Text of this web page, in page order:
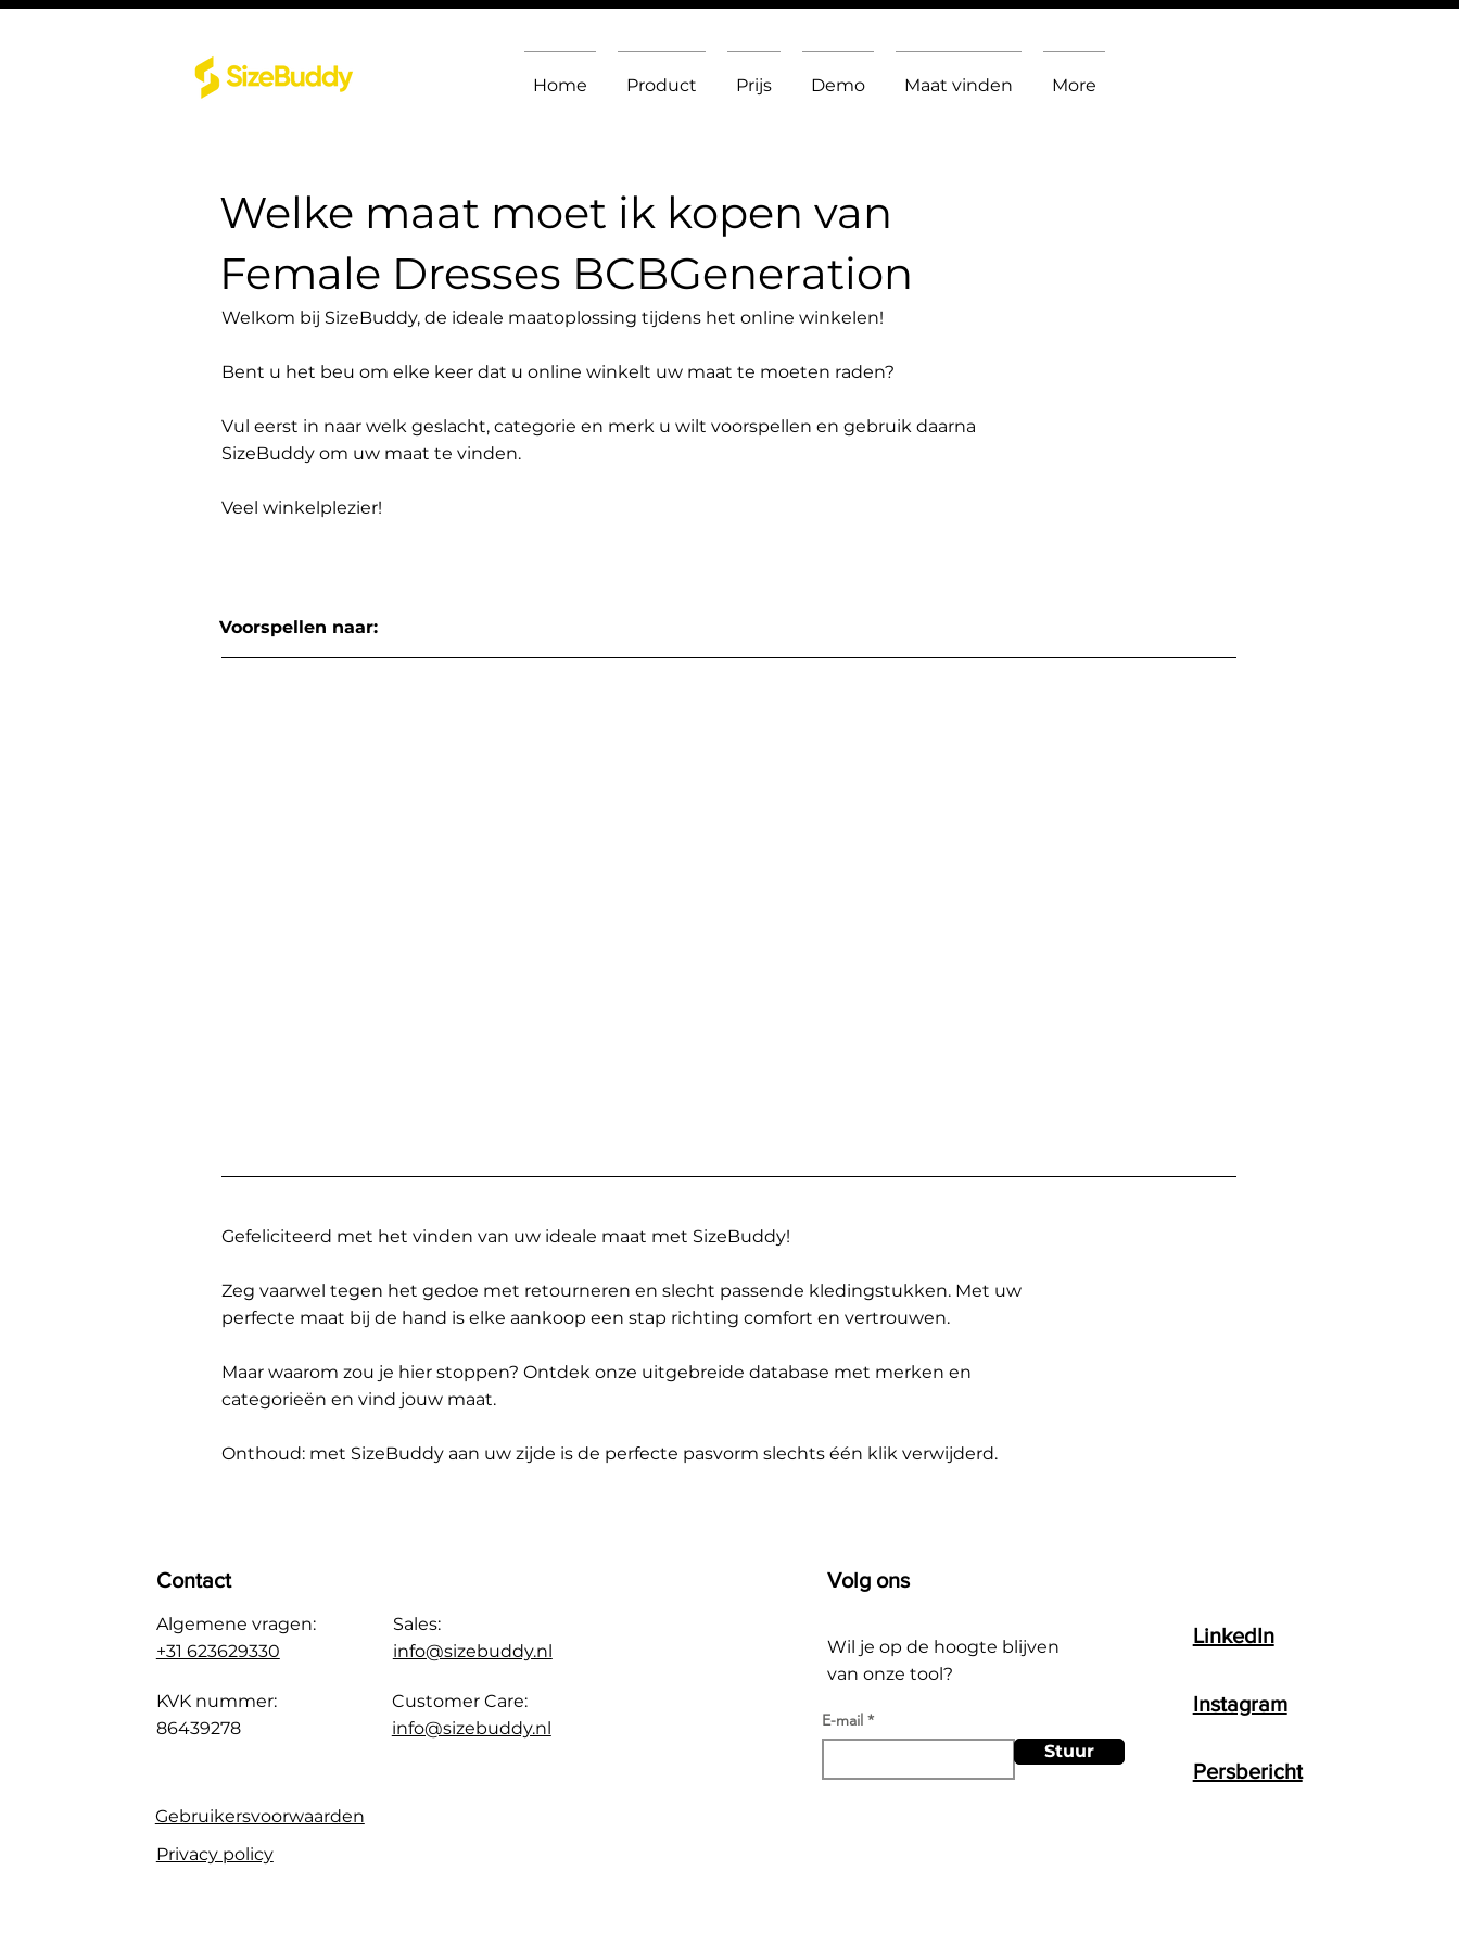
Home Product Prijs Demo Maat vinden More
Welke maat moet ik kopen van
Female Dresses BCBGeneration
Welkom bij SizeBuddy, de ideale maatoplossing tijdens het online winkelen!
Bent u het beu om elke keer dat u online winkelt uw maat te moeten raden?
Vul eerst in naar welk geslacht, categorie en merk u wilt voorspellen en gebruik daarna
SizeBuddy om uw maat te vinden.
Veel winkelplezier!
Voorspellen naar:
Gefeliciteerd met het vinden van uw ideale maat met SizeBuddy!
Zeg vaarwel tegen het gedoe met retourneren en slecht passende kledingstukken. Met uw
perfecte maat bij de hand is elke aankoop een stap richting comfort en vertrouwen.
Maar waarom zou je hier stoppen? Ontdek onze uitgebreide database met merken en
categorieën en vind jouw maat.
Onthoud: met SizeBuddy aan uw zijde is de perfecte pasvorm slechts één klik verwijderd.
Contact
Algemene vragen:
+31 623629330
KVK nummer:
86439278
Sales:
info@sizebuddy.nl
Customer Care:
info@sizebuddy.nl
Gebruikersvoorwaarden
Privacy policy
Volg ons
Wil je op de hoogte blijven
van onze tool?
E-mail
Stuur
LinkedIn
Instagram
Persbericht